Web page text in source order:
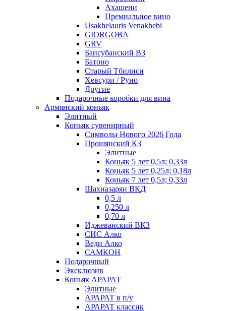
Ахашени
Премиальное вино
Usakhelauris Venakhebi
GIORGOBA
GRV
Баисубанский ВЗ
Батоно
Старый Тбилиси
Хевсури / Руно
Другие
Подарочные коробки для вина
Армянский коньяк
Элитный
Коньяк сувенирный
Символы Нового 2026 Года
Прошянский КЗ
Элитные
Коньяк 5 лет 0,5л; 0,33л
Коньяк 5 лет 0,25л; 0,18л
Коньяк 7 лет 0,5л; 0,33л
Шахназарян ВКД
0,5 л
0,250 л
0,70 л
Иджеванский ВКЗ
СИС Алко
Веди Алко
САМКОН
Подарочный
Эксклюзив
Коньяк АРАРАТ
Элитные
АРАРАТ в п/у
АРАРАТ классик